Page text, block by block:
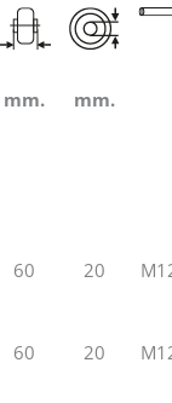
mm. mm.
60 20
60 20